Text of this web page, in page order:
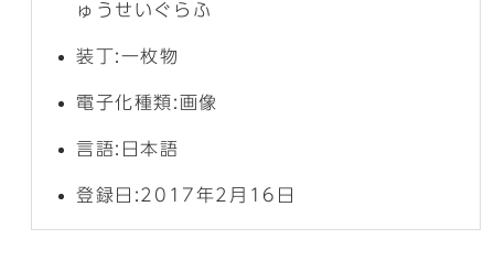
ゅうせいぐらふ
装丁:一枚物
電子化種類:画像
言語:日本語
登録日:2017年2月16日